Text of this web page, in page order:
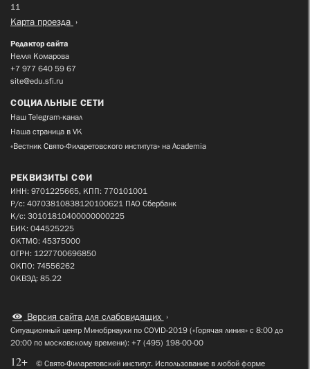
11
Карта проезда
Редактор сайта
Нелля Комарова
+7 977 640 59 67
site@edu.sfi.ru
СОЦИАЛЬНЫЕ СЕТИ
Наш Telegram-канал
Наша страница в VK
«Вестник Свято-Филаретовского института» на Academia
РЕКВИЗИТЫ СФИ
ИНН: 9701225665, КПП: 770101001
Р/с: 40703810838120100621 ПАО Сбербанк
К/с: 30101810400000000225
БИК: 044525225
ОКТМО: 45375000
ОГРН: 1227700696850
ОКПО: 74556262
ОКВЭД: 85.22
Версия сайта для слабовидящих
Ситуационный центр Минобрнауки по COVID-2019 («Горячая линия» с 8:00 до
20:00 по московскому времени): +7 (495) 198-00-00
12+ © Свято-Филаретовский институт. Использование в любой форме